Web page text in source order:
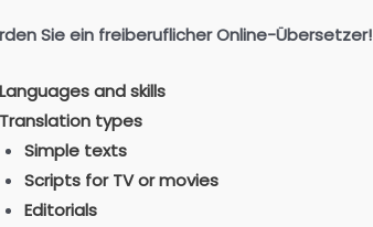
Sie ein freiberuflicher Online-Übersetzer!
Languages and skills
Translation types
Simple texts
Scripts for TV or movies
Editorials